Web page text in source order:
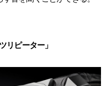
リピーター」